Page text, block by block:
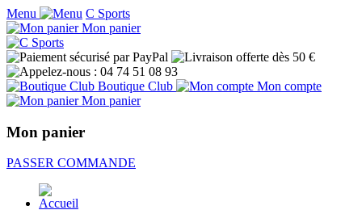
Menu
C Sports
Mon panier
Boutique Club
Mon compte
Mon panier
Mon panier
PASSER COMMANDE